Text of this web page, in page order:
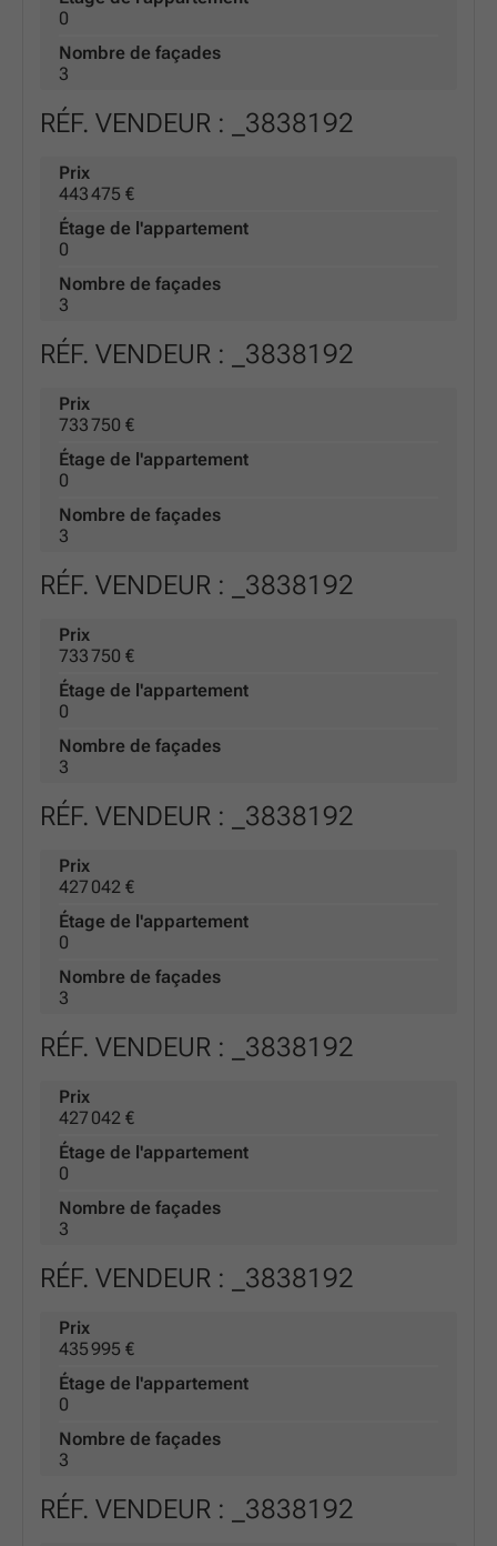
0
Nombre de façades
3
RÉF. VENDEUR : _3838192
Prix
443 475 €
Étage de l'appartement
0
Nombre de façades
3
RÉF. VENDEUR : _3838192
Prix
733 750 €
Étage de l'appartement
0
Nombre de façades
3
RÉF. VENDEUR : _3838192
Prix
733 750 €
Étage de l'appartement
0
Nombre de façades
3
RÉF. VENDEUR : _3838192
Prix
427 042 €
Étage de l'appartement
0
Nombre de façades
3
RÉF. VENDEUR : _3838192
Prix
427 042 €
Étage de l'appartement
0
Nombre de façades
3
RÉF. VENDEUR : _3838192
Prix
435 995 €
Étage de l'appartement
0
Nombre de façades
3
RÉF. VENDEUR : _3838192